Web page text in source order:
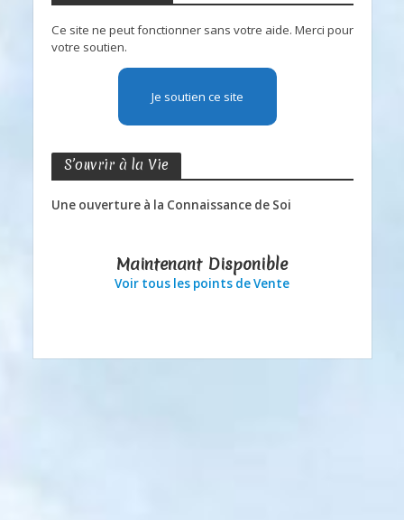
Ce site ne peut fonctionner sans votre aide. Merci pour
votre soutien.
Je soutien ce site
S’ouvrir à la Vie
Une ouverture à la Connaissance de Soi
Maintenant Disponible
Voir tous les points de Vente